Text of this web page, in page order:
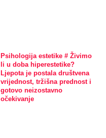
Psihologija estetike # Živimo
li u doba hiperestetike?
Ljepota je postala društvena
vrijednost, tržišna prednost i
gotovo neizostavno
očekivanje